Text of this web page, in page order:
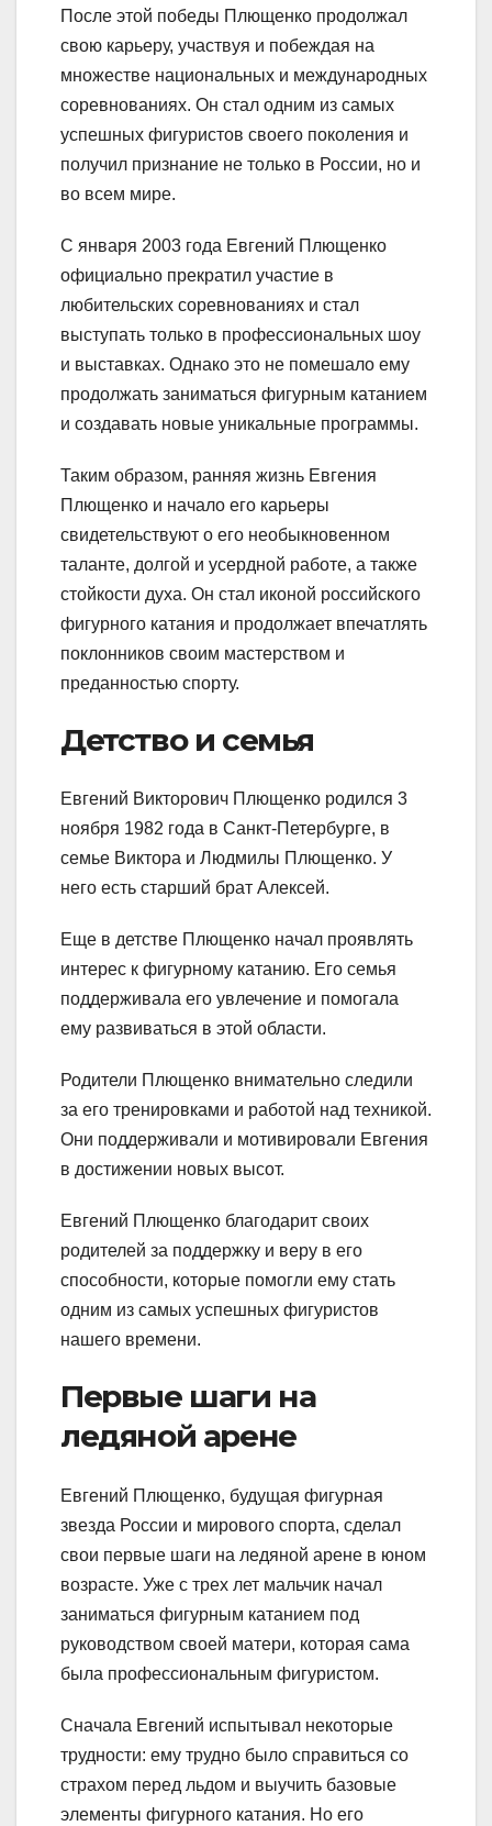
После этой победы Плющенко продолжал
свою карьеру, участвуя и побеждая на
множестве национальных и международных
соревнованиях. Он стал одним из самых
успешных фигуристов своего поколения и
получил признание не только в России, но и
во всем мире.
С января 2003 года Евгений Плющенко
официально прекратил участие в
любительских соревнованиях и стал
выступать только в профессиональных шоу
и выставках. Однако это не помешало ему
продолжать заниматься фигурным катанием
и создавать новые уникальные программы.
Таким образом, ранняя жизнь Евгения
Плющенко и начало его карьеры
свидетельствуют о его необыкновенном
таланте, долгой и усердной работе, а также
стойкости духа. Он стал иконой российского
фигурного катания и продолжает впечатлять
поклонников своим мастерством и
преданностью спорту.
Детство и семья
Евгений Викторович Плющенко родился 3
ноября 1982 года в Санкт-Петербурге, в
семье Виктора и Людмилы Плющенко. У
него есть старший брат Алексей.
Еще в детстве Плющенко начал проявлять
интерес к фигурному катанию. Его семья
поддерживала его увлечение и помогала
ему развиваться в этой области.
Родители Плющенко внимательно следили
за его тренировками и работой над техникой.
Они поддерживали и мотивировали Евгения
в достижении новых высот.
Евгений Плющенко благодарит своих
родителей за поддержку и веру в его
способности, которые помогли ему стать
одним из самых успешных фигуристов
нашего времени.
Первые шаги на
ледяной арене
Евгений Плющенко, будущая фигурная
звезда России и мирового спорта, сделал
свои первые шаги на ледяной арене в юном
возрасте. Уже с трех лет мальчик начал
заниматься фигурным катанием под
руководством своей матери, которая сама
была профессиональным фигуристом.
Сначала Евгений испытывал некоторые
трудности: ему трудно было справиться со
страхом перед льдом и выучить базовые
элементы фигурного катания. Но его